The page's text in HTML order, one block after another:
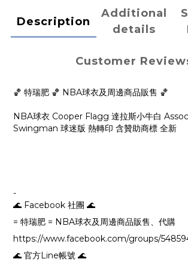
Description
Additional
details
Customer
🏀 特瑞肥 🏀 NBA球衣及周邊商品販售 🏀
NBA球衣 Cooper Flagg 達拉斯小牛白
Swingman 球迷版 熱轉印 含贊助商標 全新
-
🌊 Facebook 社團 🌊
= 特瑞肥 = NBA球衣及周邊商品販售、代購
https://www.facebook.com/groups/
🌊 官方Line帳號 🌊